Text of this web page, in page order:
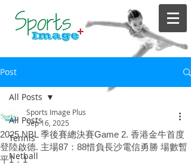
Post
All Posts
Tennis
Netball
All Posts
2025 NBL 季後賽總決賽Game 2. 香港金牛首度
登陸啟德. 主場87：88惜負長沙電信勇勝 場數暫
平1：1
Sports Image Plus
Sep 16, 2025